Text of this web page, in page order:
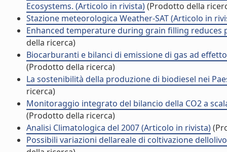
Ecosystems. (Articolo in rivista)(Prodotto della
Stazione meteorologica Weather-SAT (Articolo in
Enhanced temperature during grain filling
della ricerca)
Biocarburanti e bilanci di emissione di gas ad
(Prodotto della ricerca)
La sostenibilità della produzione di biodiesel nei
ricerca)
Monitoraggio integrato del bilancio della CO2 a
(Prodotto della ricerca)
Analisi Climatologica del 2007 (Articolo in rivista)
Possibili variazioni dellareale di coltivazione